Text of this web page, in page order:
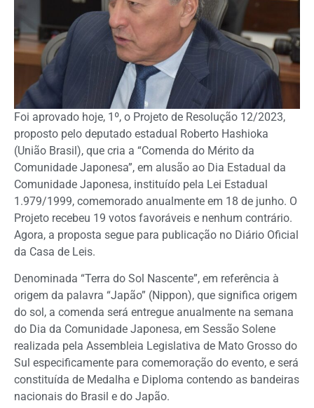
Foi aprovado hoje, 1º, o Projeto de Resolução 12/2023,
proposto pelo deputado estadual Roberto Hashioka
(União Brasil), que cria a “Comenda do Mérito da
Comunidade Japonesa”, em alusão ao Dia Estadual da
Comunidade Japonesa, instituído pela Lei Estadual
1.979/1999, comemorado anualmente em 18 de junho. O
Projeto recebeu 19 votos favoráveis e nenhum contrário.
Agora, a proposta segue para publicação no Diário Oficial
da Casa de Leis.
Denominada “Terra do Sol Nascente”, em referência à
origem da palavra “Japão” (Nippon), que significa origem
do sol, a comenda será entregue anualmente na semana
do Dia da Comunidade Japonesa, em Sessão Solene
realizada pela Assembleia Legislativa de Mato Grosso do
Sul especificamente para comemoração do evento, e será
constituída de Medalha e Diploma contendo as bandeiras
nacionais do Brasil e do Japão.